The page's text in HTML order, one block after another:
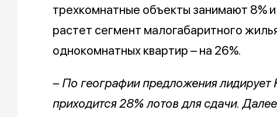
трехкомнатные объекты занимают 8%
растет сегмент малогабаритного
однокомнатных квартир – на 26%.
– По географии предложения лидирует
приходится 28% лотов для сдачи.